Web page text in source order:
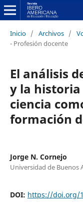
Inicio / Archivos /
- Profesión docente
El análisis
y la historia
ciencia
formación
Jorge N. Cornejo
Universidad de Buenos
DOI: https://doi.org/